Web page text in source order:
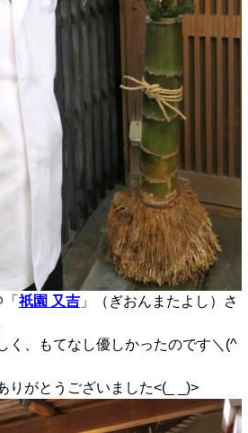
祇園 又吉」（ぎおんまたよし）さ
く、もてなし優しかったのです＼(^
りがとうございました<(_ _)>